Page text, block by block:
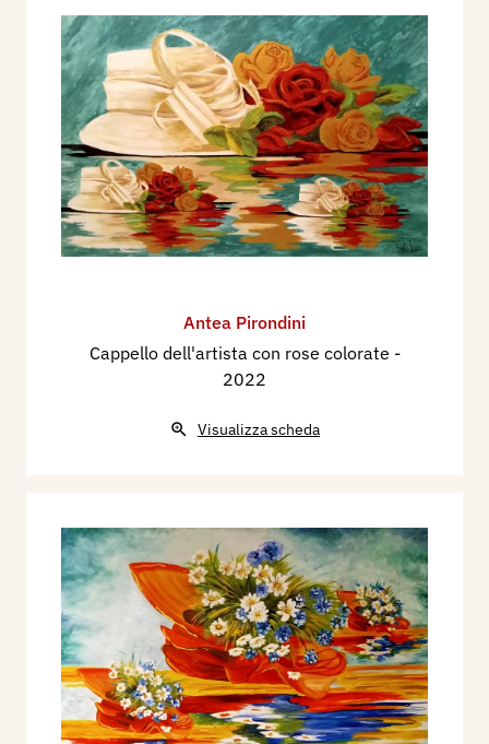
Antea Pirondini
Cappello dell'artista con rose colorate -
2022
Visualizza scheda